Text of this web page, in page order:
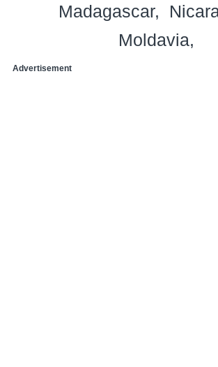
Madagascar
Moldavia
Advertisement